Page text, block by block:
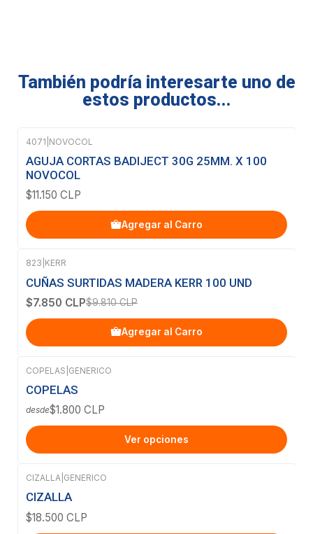
También podría interesarte uno de
estos productos...
4071 NOVOCOL
AGUJA CORTAS BADIJECT 30G 25MM. X 100
NOVOCOL
$11.150 CLP
Agregar al Carro
-20%OFF
823 KERR
CUÑAS SURTIDAS MADERA KERR 100 UND
$7.850 CLP$9.810 CLP
Agregar al Carro
COPELAS GENERICO
COPELAS
desde$1.800 CLP
Ver opciones
CIZALLA GENERICO
CIZALLA
$18.500 CLP